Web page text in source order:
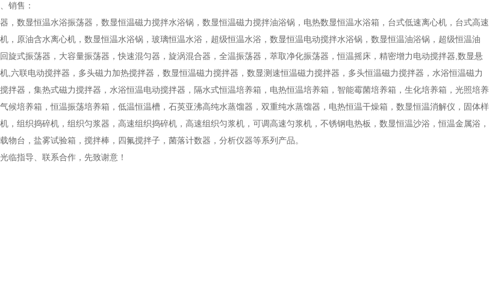
销售：
，数显恒温水浴振荡器，数显恒温磁力搅拌水浴锅，数显恒温磁力搅拌油浴锅，电热数显恒温水浴箱，台式低速离心机，台式高速
，原油含水离心机，数显恒温水浴锅，玻璃恒温水浴，超级恒温水浴，数显恒温电动搅拌水浴锅，数显恒温油浴锅，超级恒温油
旋式振荡器，大容量振荡器，快速混匀器，旋涡混合器，全温振荡器，萃取净化振荡器，恒温摇床，精密增力电动搅拌器,数显悬
,六联电动搅拌器，多头磁力加热搅拌器，数显恒温磁力搅拌器，数显测速恒温磁力搅拌器，多头恒温磁力搅拌器，水浴恒温磁力
拌器，集热式磁力搅拌器，水浴恒温电动搅拌器，隔水式恒温培养箱，电热恒温培养箱，智能霉菌培养箱，生化培养箱，光照培养
候培养箱，恒温振荡培养箱，低温恒温槽，石英亚沸高纯水蒸馏器，双重纯水蒸馏器，电热恒温干燥箱，数显恒温消解仪，固体样
，组织捣碎机，组织匀浆器，高速组织捣碎机，高速组织匀浆机，可调高速匀浆机，不锈钢电热板，数显恒温沙浴，恒温金属浴，
物台，盐雾试验箱，搅拌棒，四氟搅拌子，菌落计数器，分析仪器等系列产品。
临指导、联系合作，先致谢意！